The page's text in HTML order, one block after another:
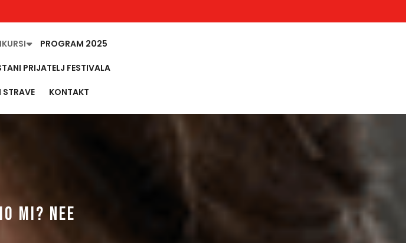
PROGRAM 2025
PRIJATELJ FESTIVALA
STRAVE KONTAKT
MI? NEE